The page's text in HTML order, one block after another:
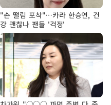
"손 떨림 포착"…카라 한승연, 건
강 괜찮나 팬들 '걱정'